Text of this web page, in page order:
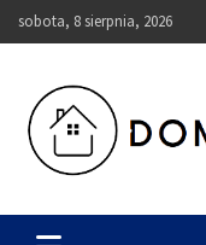
Skip
to
sobota, 8 sierpnia, 2026
Dom-